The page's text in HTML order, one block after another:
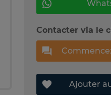
Contacter via le
Ajouter